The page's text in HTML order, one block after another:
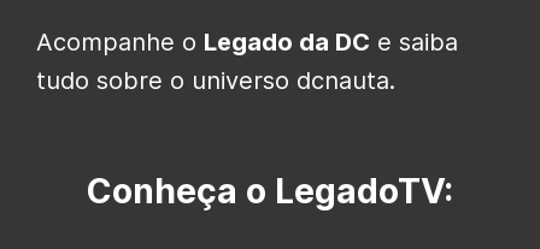
Acompanhe o Legado da DC e saiba
tudo sobre o universo dcnauta.
Conheça o LegadoTV: